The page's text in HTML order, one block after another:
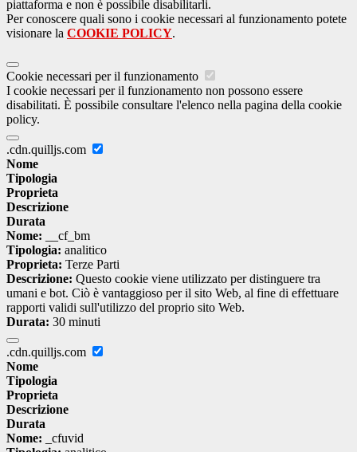
piattaforma e non è possibile disabilitarli.
Per conoscere quali sono i cookie necessari al funzionamento potete
visionare la COOKIE POLICY.
Cookie necessari per il funzionamento
I cookie necessari per il funzionamento non possono essere
disabilitati. È possibile consultare l'elenco nella pagina della cookie
policy.
.cdn.quilljs.com
Nome
Tipologia
Proprieta
Descrizione
Durata
Nome: __cf_bm
Tipologia: analitico
Proprieta: Terze Parti
Descrizione: Questo cookie viene utilizzato per distinguere tra
umani e bot. Ciò è vantaggioso per il sito Web, al fine di effettuare
rapporti validi sull'utilizzo del proprio sito Web.
Durata: 30 minuti
.cdn.quilljs.com
Nome
Tipologia
Proprieta
Descrizione
Durata
Nome: _cfuvid